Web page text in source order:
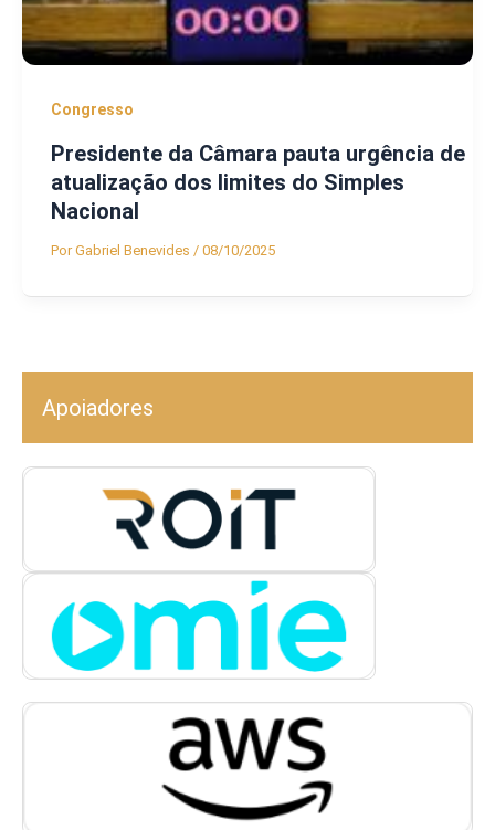
Congresso
Presidente da Câmara pauta urgência de
atualização dos limites do Simples
Nacional
PorGabriel Benevides / 08/10/2025
Apoiadores